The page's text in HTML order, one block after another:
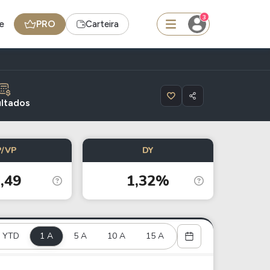
PRO Carteira
3
Ferramenta
Ideias
Agenda de Dividendos
Radar do Dividendo Inteligente
VP DY
1,32%
YTD 1 A 5 A 10 A 15 A